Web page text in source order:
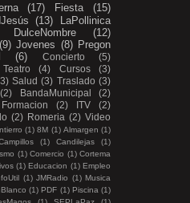
(17) Fiesta
(15)
(13)
LaPollinica
DulceNombre
(12)
(9) Jovenes (8) Pregon
(6) Concierto
(5)
Teatro (4) Cursos
(3)
Salud (3) Traslado (3)
(2) BandaMunicipal
(2)
Formacion (2) ITV
(2)
(2) Romeria (2) Video
(1) 8M (1) Almargen (1)
(1) Candilejas
(1)
(1) Comercio (1) Cortema
(1) Educacion (1) Empleo
(1) JMRadio (1) Musica
(1) PDF (1) Piscina (1)